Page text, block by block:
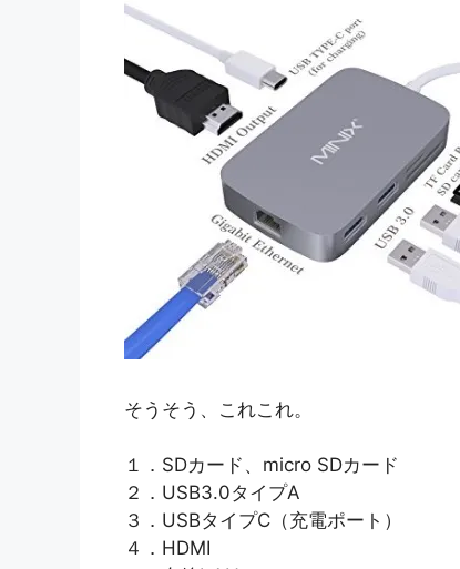
そうそう、これこれ。
１．SDカード、micro SDカード
２．USB3.0タイプA
３．USBタイプC（充電ポート）
４．HDMI